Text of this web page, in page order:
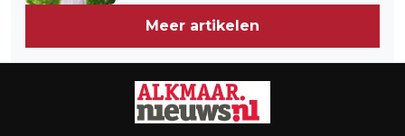
Meer artikelen